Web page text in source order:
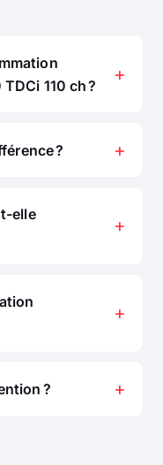
110 ch ?
?
elle
?